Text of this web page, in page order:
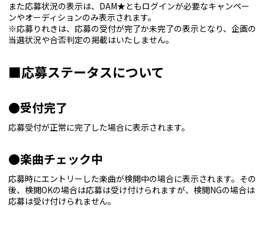
また応募状況の表示は、DAM★ともログインが必要なキャンペー
ンやオーディションのみ表示されます。
※応募りれきは、応募の受付が完了か未完了の表示となり、企画の
当選状況や合否判定の掲載はいたしません。
■応募ステータスについて
●受付完了
応募受付が正常に完了した場合に表示されます。
●楽曲チェック中
応募時にエントリーした楽曲が検閲中の場合に表示されます。その
後、検閲OKの場合は応募は受け付けられますが、検閲NGの場合は
応募は受け付けられません。